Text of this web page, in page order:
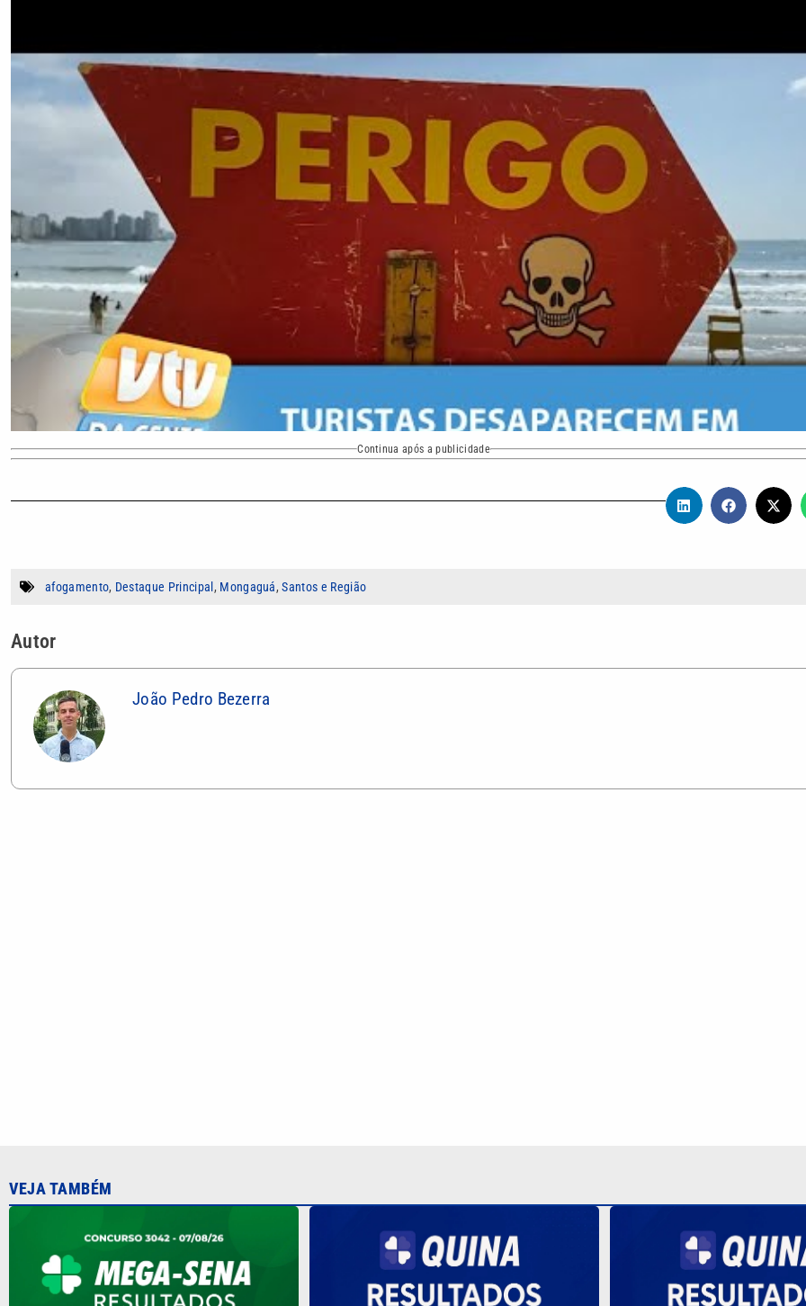
Continua após a publicidade
afogamento, Destaque Principal , Mongaguá,Santos e Região
Autor
João Pedro Bezerra
Mega-Sena 3042 pode pagar R$ 165
milhões no Dia dos Pais; veja até
sexta; veja o resultado
milhões nesta quinta;
Continua após a publicidade